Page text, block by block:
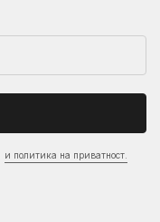
и политика на приватност.